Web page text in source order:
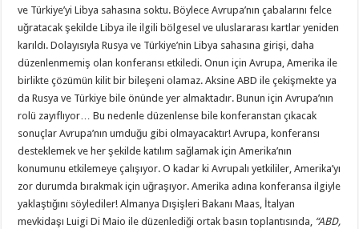
ve Türkiye’yi Libya sahasına soktu. Böylece Avrupa’nın çabalarını felce
uğratacak şekilde Libya ile ilgili bölgesel ve uluslararası kartlar yeniden
karıldı. Dolayısıyla Rusya ve Türkiye’nin Libya sahasına girişi, daha
düzenlenmemiş olan konferansı etkiledi. Onun için Avrupa, Amerika ile
birlikte çözümün kilit bir bileşeni olamaz. Aksine ABD ile çekişmekte ya
da Rusya ve Türkiye bile önünde yer almaktadır. Bunun için Avrupa’nın
rolü zayıflıyor… Bu nedenle düzenlense bile konferanstan çıkacak
sonuçlar Avrupa’nın umduğu gibi olmayacaktır! Avrupa, konferansı
desteklemek ve her şekilde katılım sağlamak için Amerika’nın
konumunu etkilemeye çalışıyor. O kadar ki Avrupalı yetkililer, Amerika’yı
zor durumda bırakmak için uğraşıyor. Amerika adına konferansa ilgiyle
yaklaştığını söylediler! Almanya Dışişleri Bakanı Maas, İtalyan
mevkidaşı Luigi Di Maio ile düzenlediği ortak basın toplantısında, “ABD,